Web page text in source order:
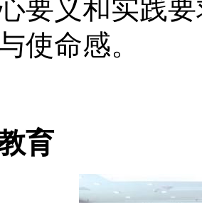
要义和实践
使命感。
育